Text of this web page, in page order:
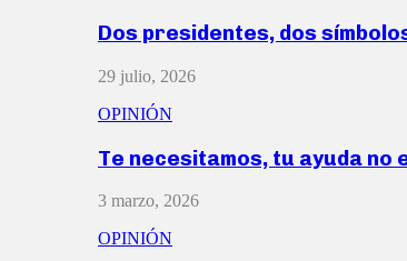
Dos presidentes, dos
29 julio, 2026
OPINIÓN
Te necesitamos, tu ayuda no
3 marzo, 2026
OPINIÓN